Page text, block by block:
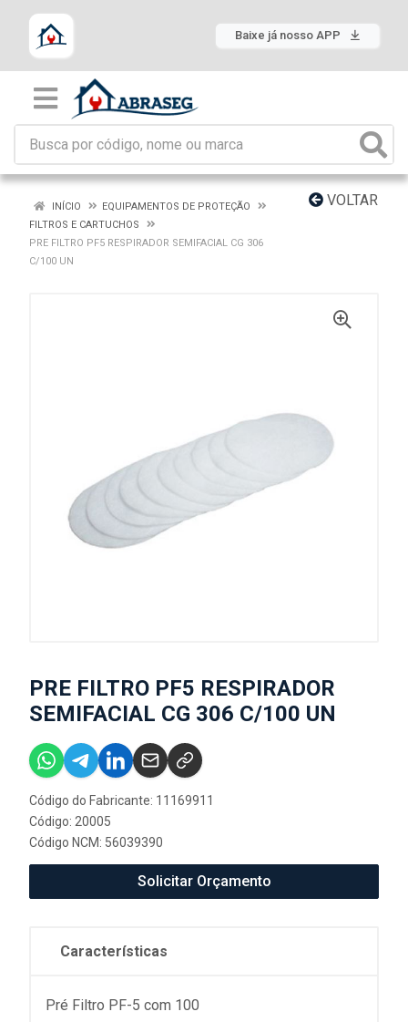
Baixe já nosso APP
VOLTAR
INÍCIO
EQUIPAMENTOS DE PROTEÇÃO
FILTROS E CARTUCHOS
PRE FILTRO PF5 RESPIRADOR SEMIFACIAL CG 306
C/100 UN
PRE FILTRO PF5 RESPIRADOR
SEMIFACIAL CG 306 C/100 UN
Código do Fabricante: 11169911
Código: 20005
Código NCM: 56039390
Solicitar Orçamento
Características
Pré Filtro PF-5 com 100